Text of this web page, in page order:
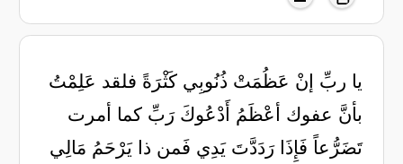
يا ربِّ إنْ عَظُمَتْ ذُنُوبِي كَثْرَةً فلقد عَلِمْتُ
بأنَّ عفوك أعْظَمُ أَدْعُوكَ رَبِّ كما أمرت
تَضَرُّعاً فَإِذَا رَدَدَّتَ يَدِي فَمن ذا يَرْحَمُ مَالِي